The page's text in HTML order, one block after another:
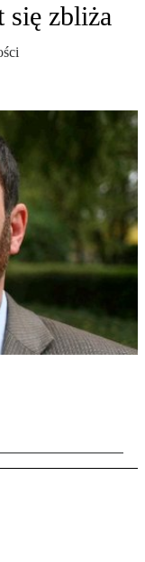
się zbliża